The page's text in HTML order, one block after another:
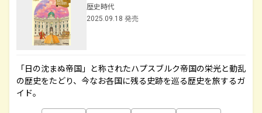
歴史時代
2025.09.18 発売
「日の沈まぬ帝国」と称されたハプスブルク帝国の栄光と動乱
の歴史をたどり、今なお各国に残る史跡を巡る歴史を旅するガ
イド。